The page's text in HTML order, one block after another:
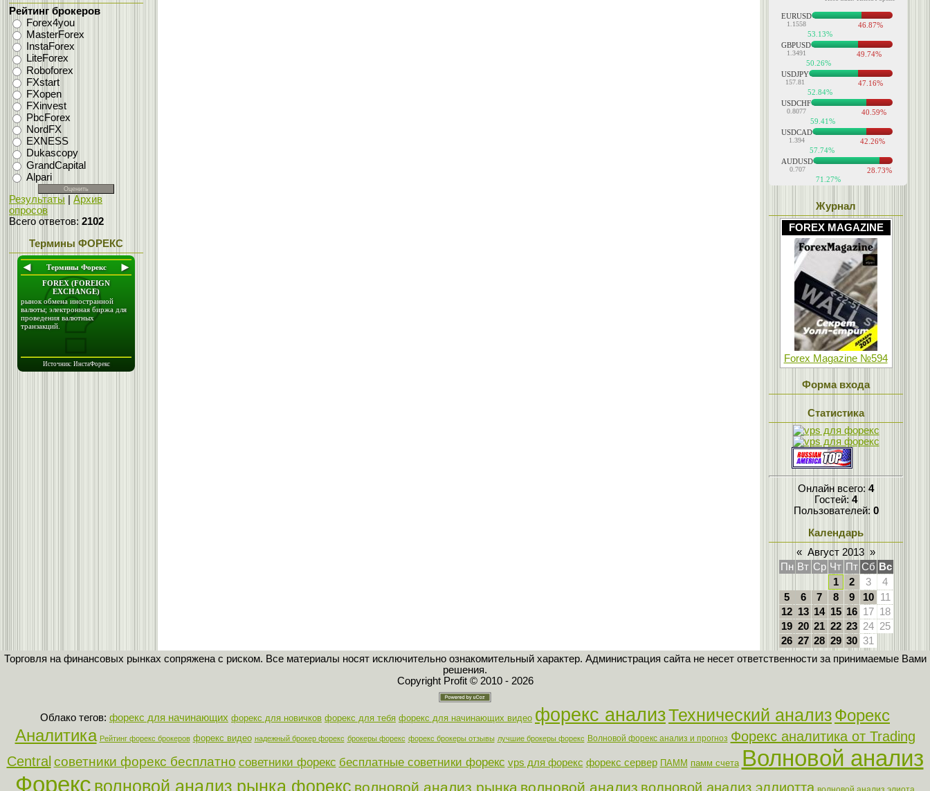
Рейтинг брокеров
Forex4you
MasterForex
InstaForex
LiteForex
Roboforex
FXstart
FXopen
FXinvest
PbcForex
NordFX
EXNESS
Dukascopy
GrandCapital
Alpari
Результаты
Архив
опросов
Всего ответов: 2102
Термины ФОРЕКС
Журнал
FOREX MAGAZINE
Forex Magazine №594
Форма входа
Статистика
Онлайн всего: 4
Гостей: 4
Пользователей: 0
Календарь
« Август 2013 »
Пн Вт Ср Чт Пт Сб Вс
1
2 3
4
5
6 7 8 9 10
11
12 13 14 15 16 17 18
19 20 21 22 23 24 25
26 27 28 29 30 31
Торговля на финансовых рынках сопряжена с риском. Все материалы носят исключительно ознакомительный характер. Администрация сайта не несет ответственности за принимаемые Вами
решения.
Copyright Profit © 2010 - 2026
Облако тегов: форекс для начинающих форекс для новичков форекс для тебя форекс для начинающих видео форекс анализТехнический анализФорекс
Аналитика Рейтинг форекс брокеров форекс видео надежный брокер форекс брокеры форекс форекс брокеры отзывы лучшие брокеры форекс Волновой форекс анализ и прогноз Форекс аналитика от Trading
Central советники форекс бесплатно советники форекс бесплатные советники форекс vps для форекс форекс сервер ПАММ памм счета Волновой анализ
Форекс волновой анализ рынка форекс волновой анализ рынка волновой анализ волновой анализ эллиотта